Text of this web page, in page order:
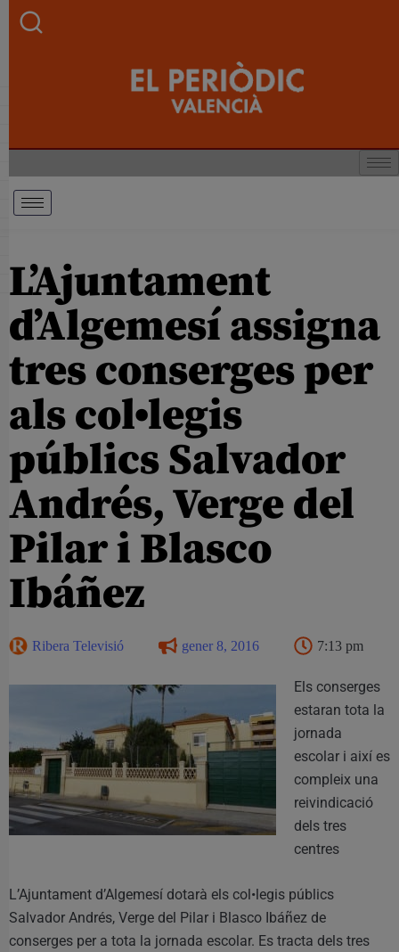
L’Ajuntament
d’Algemesí assigna
tres conserges per
als col•legis
públics Salvador
Andrés, Verge del
Pilar i Blasco
Ibáñez
Ribera Televisió gener 8, 2016 7:13 pm
Els conserges
estaran tota la
jornada
escolar i així es
compleix una
reivindicació
dels tres
centres
L’Ajuntament d’Algemesí dotarà els col•legis públics
Salvador Andrés, Verge del Pilar i Blasco Ibáñez de
conserges per a tota la jornada escolar. Es tracta dels tres